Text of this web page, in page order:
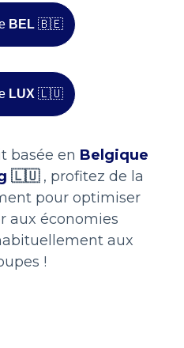
qui ne connaissaient pas ou
acteur du marché de
collaborative et
BEL🇧🇪
LUX🇱🇺
basée en Belgique
🇱🇺, profitez de la
pour optimiser
aux économies
aux
!